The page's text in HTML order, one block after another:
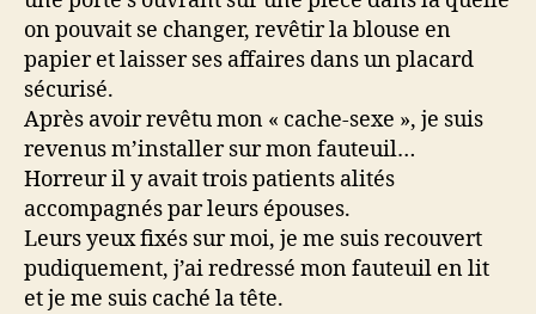
on pouvait se changer, revêtir la blouse en
papier et laisser ses affaires dans un placard
sécurisé.
Après avoir revêtu mon « cache-sexe », je suis
revenus m’installer sur mon fauteuil…
Horreur il y avait trois patients alités
accompagnés par leurs épouses.
Leurs yeux fixés sur moi, je me suis recouvert
pudiquement, j’ai redressé mon fauteuil en lit
et je me suis caché la tête.